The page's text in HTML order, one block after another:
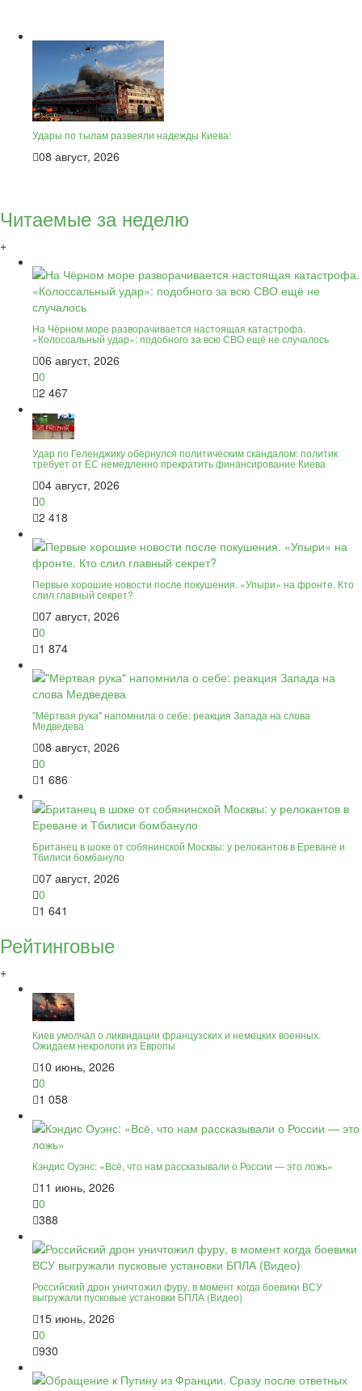
Удары по тылам развеяли надежды Киева:
08 август, 2026
Читаемые за неделю
+
На Чёрном море разворачивается настоящая катастрофа.
«Колоссальный удар»: подобного за всю СВО ещё не случалось
06 август, 2026
0
2 467
Удар по Геленджику обернулся политическим скандалом: политик
требует от ЕС немедленно прекратить финансирование Киева
04 август, 2026
0
2 418
Первые хорошие новости после покушения. «Упыри» на фронте. Кто
слил главный секрет?
07 август, 2026
0
1 874
"Мёртвая рука" напомнила о себе: реакция Запада на слова
Медведева
08 август, 2026
0
1 686
Британец в шоке от собянинской Москвы: у релокантов в Ереване и
Тбилиси бомбануло
07 август, 2026
0
1 641
Рейтинговые
+
Киев умолчал о ликвидации французских и немецких военных.
Ожидаем некрологи из Европы
10 июнь, 2026
0
1 058
Кэндис Оуэнс: «Всё, что нам рассказывали о России — это ложь»
11 июнь, 2026
0
388
Российский дрон уничтожил фуру, в момент когда боевики ВСУ
выгружали пусковые установки БПЛА (Видео)
15 июнь, 2026
0
930